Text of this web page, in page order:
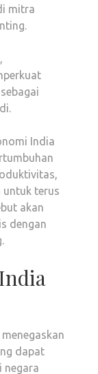
mitra
India
untuk terus
akan
dengan
dapat
negara